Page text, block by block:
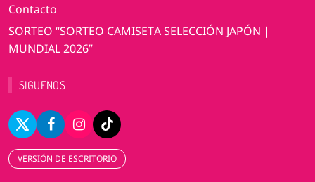
Contacto
SORTEO “SORTEO CAMISETA SELECCIÓN JAPÓN |
MUNDIAL 2026”
SIGUENOS
VERSIÓN DE ESCRITORIO